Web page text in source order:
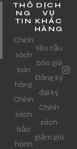
THÔ
NG
TIN
Chính
sách
bán
hàng
Chính
sách
bảo
hành
DỊCH
VỤ
KHÁC
HÀNG
Yêu cầu
báo giá
Đăng ký
đại ký
Chính
sách
giảm giá